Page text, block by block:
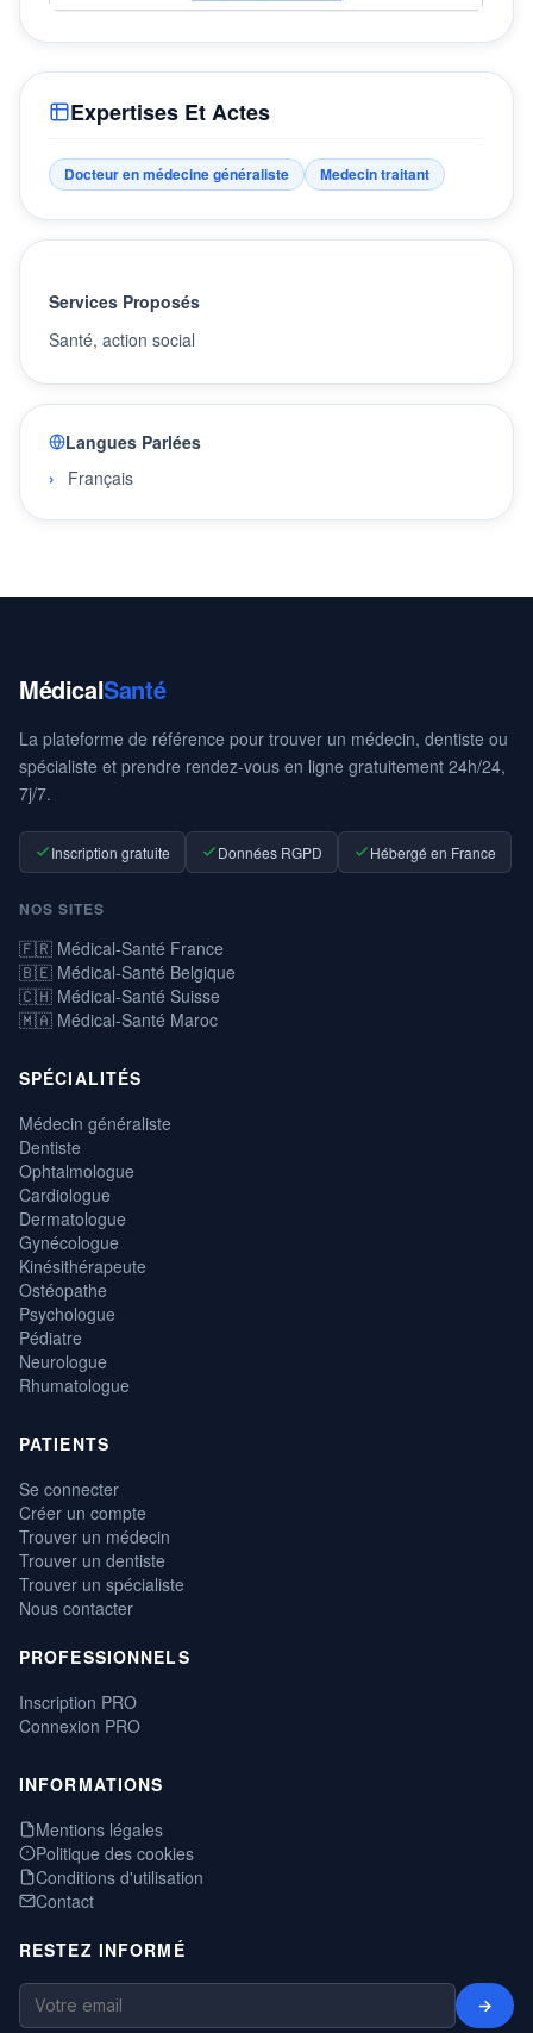
Expertises Et Actes
Docteur en médecine généraliste Medecin traitant
Services Proposés
Santé, action social
Langues Parlées
Français
MédicalSanté
La plateforme de référence pour trouver un médecin, dentiste ou
spécialiste et prendre rendez-vous en ligne gratuitement 24h/24,
7j/7.
Inscription gratuite Données RGPD Hébergé en France
NOS SITES
🇫🇷 Médical-Santé France
🇧🇪 Médical-Santé Belgique
🇨🇭 Médical-Santé Suisse
🇲🇦 Médical-Santé Maroc
SPÉCIALITÉS
Médecin généraliste
Dentiste
Ophtalmologue
Cardiologue
Dermatologue
Gynécologue
Kinésithérapeute
Ostéopathe
Psychologue
Pédiatre
Neurologue
Rhumatologue
PATIENTS
Se connecter
Créer un compte
Trouver un médecin
Trouver un dentiste
Trouver un spécialiste
Nous contacter
PROFESSIONNELS
Inscription PRO
Connexion PRO
INFORMATIONS
Mentions légales
Politique des cookies
Conditions d'utilisation
Contact
RESTEZ INFORMÉ
→